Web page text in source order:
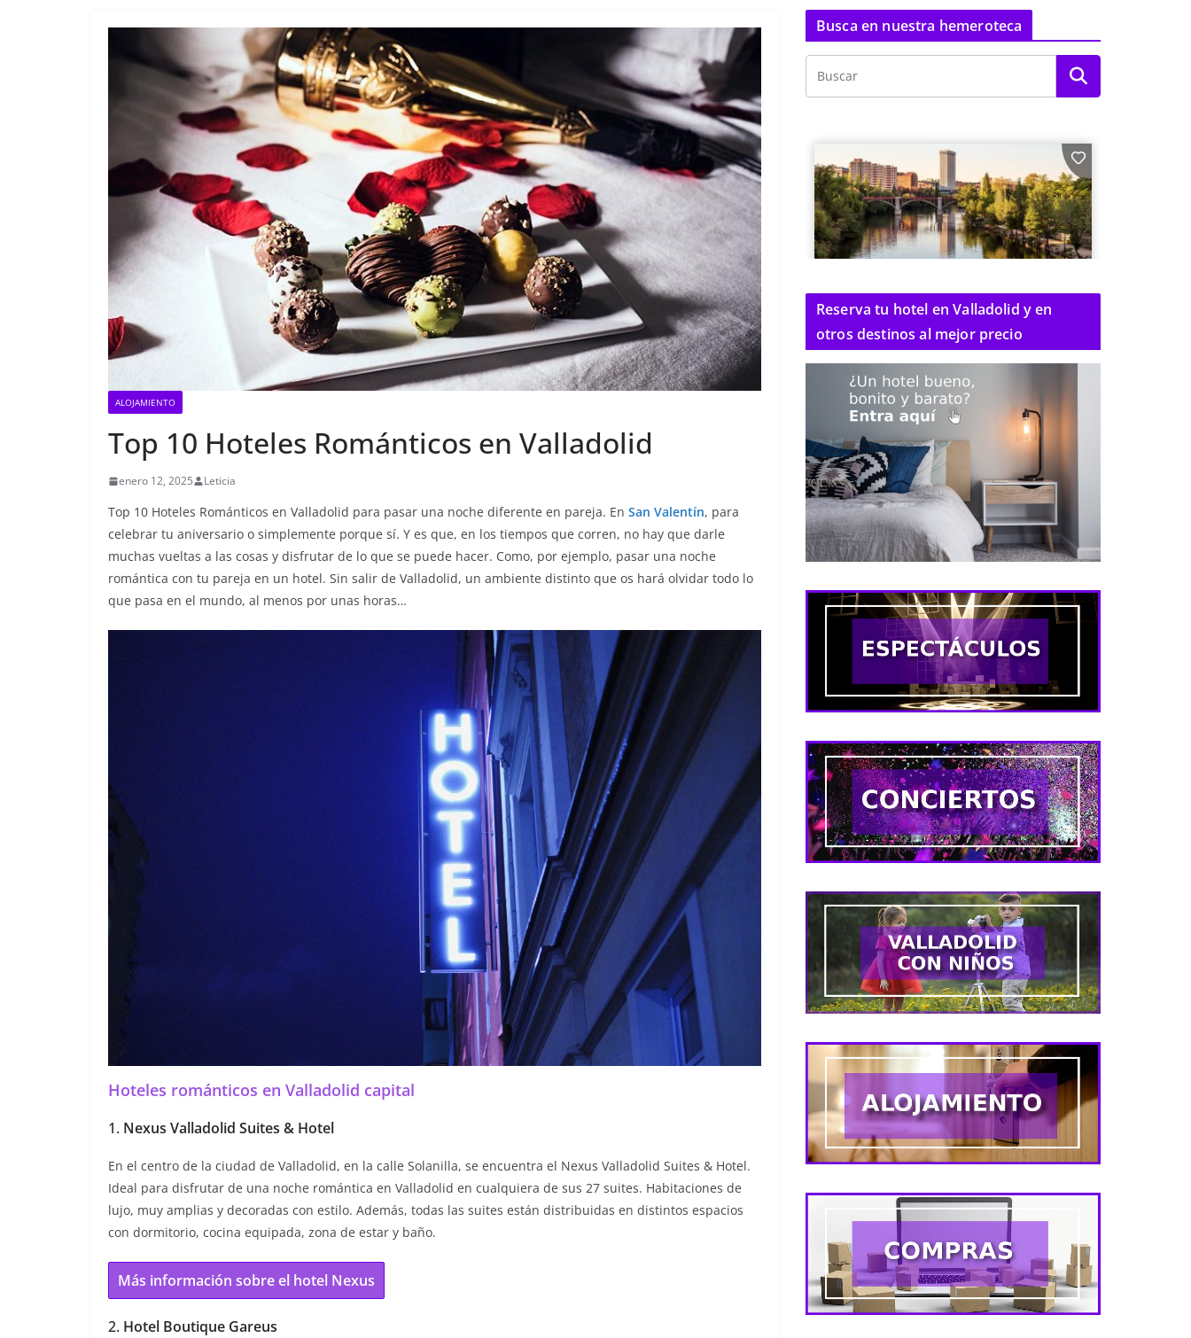
ALOJAMIENTO
Top 10 Hoteles Románticos en Valladolid
enero 12, 2025 Leticia
Top 10 Hoteles Románticos en Valladolid para pasar una noche diferente en pareja. En San Valentín, para
celebrar tu aniversario o simplemente porque sí. Y es que, en los tiempos que corren, no hay que darle
muchas vueltas a las cosas y disfrutar de lo que se puede hacer. Como, por ejemplo, pasar una noche
romántica con tu pareja en un hotel. Sin salir de Valladolid, un ambiente distinto que os hará olvidar todo lo
que pasa en el mundo, al menos por unas horas…
Hoteles románticos en Valladolid capital
1. Nexus Valladolid Suites & Hotel
En el centro de la ciudad de Valladolid, en la calle Solanilla, se encuentra el Nexus Valladolid Suites & Hotel.
Ideal para disfrutar de una noche romántica en Valladolid en cualquiera de sus 27 suites. Habitaciones de
lujo, muy amplias y decoradas con estilo. Además, todas las suites están distribuidas en distintos espacios
con dormitorio, cocina equipada, zona de estar y baño.
Más información sobre el hotel Nexus
2. Hotel Boutique Gareus
Busca en nuestra hemeroteca
Reserva tu hotel en Valladolid y en
otros destinos al mejor precio